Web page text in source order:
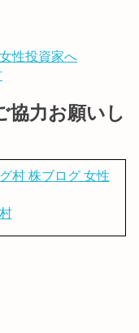
協力お願いし